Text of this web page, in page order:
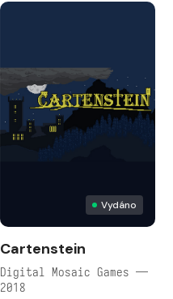
Vydáno
Cartenstein
Digital Mosaic Games —
2018